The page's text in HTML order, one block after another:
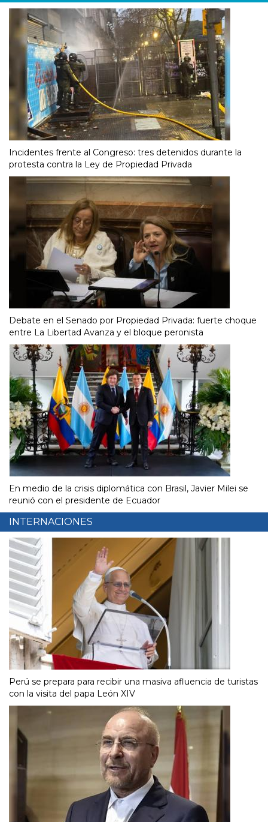
Incidentes frente al Congreso: tres detenidos durante la
protesta contra la Ley de Propiedad Privada
Debate en el Senado por Propiedad Privada: fuerte choque
entre La Libertad Avanza y el bloque peronista
En medio de la crisis diplomática con Brasil, Javier Milei se
reunió con el presidente de Ecuador
INTERNACIONES
Perú se prepara para recibir una masiva afluencia de turistas
con la visita del papa León XIV